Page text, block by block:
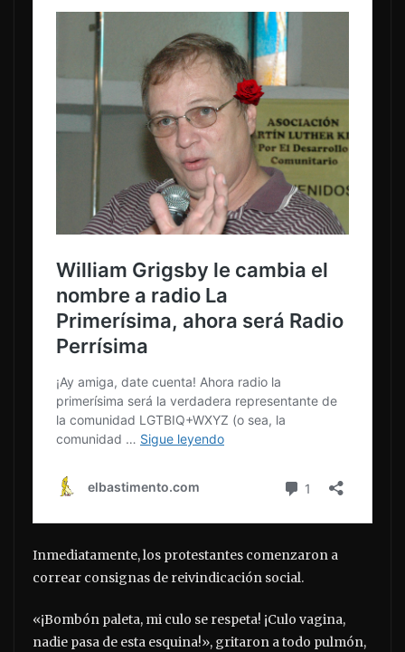
Inmediatamente, los protestantes comenzaron a
correar consignas de reivindicación social.
«¡Bombón paleta, mi culo se respeta! ¡Culo vagina,
nadie pasa de esta esquina!», gritaron a todo pulmón,